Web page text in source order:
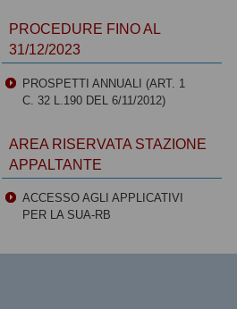
PROCEDURE FINO AL
31/12/2023
PROSPETTI ANNUALI (ART. 1
C. 32 L.190 DEL 6/11/2012)
AREA RISERVATA STAZIONE
APPALTANTE
ACCESSO AGLI APPLICATIVI
PER LA SUA-RB